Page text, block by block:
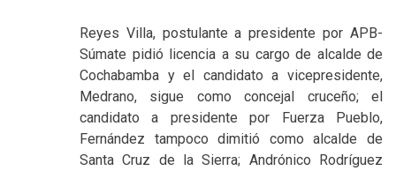
Reyes Villa, postulante a presidente por APB-
Súmate pidió licencia a su cargo de alcalde de
Cochabamba y el candidato a vicepresidente,
Medrano, sigue como concejal cruceño; el
candidato a presidente por Fuerza Pueblo,
Fernández tampoco dimitió como alcalde de
Santa Cruz de la Sierra; Andrónico Rodríguez